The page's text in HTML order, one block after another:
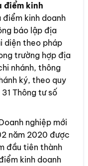
điểm kinh
điểm kinh doanh
báo lập địa
diện theo pháp
trường hợp địa
nhánh, thông
ký, theo quy
Thông tư số
nghiệp mới
năm 2020 được
đầu tiên thành
kinh doanh